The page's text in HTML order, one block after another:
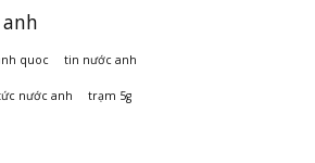
quoc tin nước anh
nước anh trạm 5g